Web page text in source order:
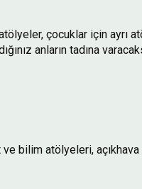
çocuklar için ayrı
anların tadına
bilim atölyeleri, açıkhava